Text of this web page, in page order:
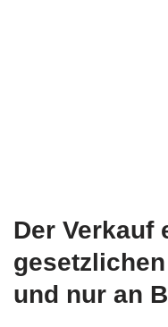
Der Verkauf
und nur an